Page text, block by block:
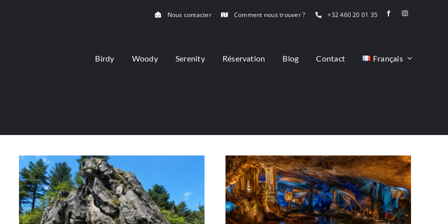
Nous contacter Comment nous trouver ? +32 460 20 01 35
Birdy Woody Serenity Réservation Blog Contact Français